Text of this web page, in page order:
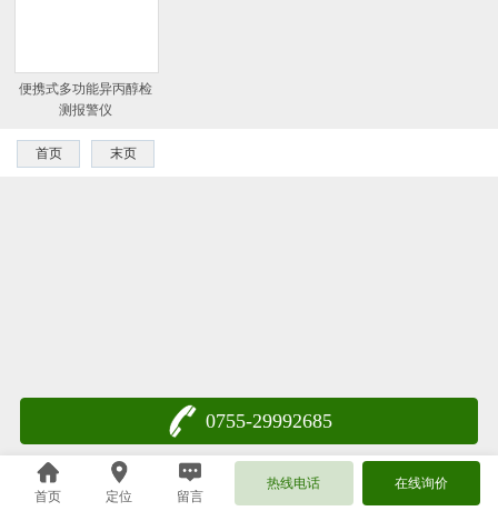
便携式多功能异丙醇检
测报警仪
首页 末页
0755-29992685
首页 定位 留言
热线电话 在线询价